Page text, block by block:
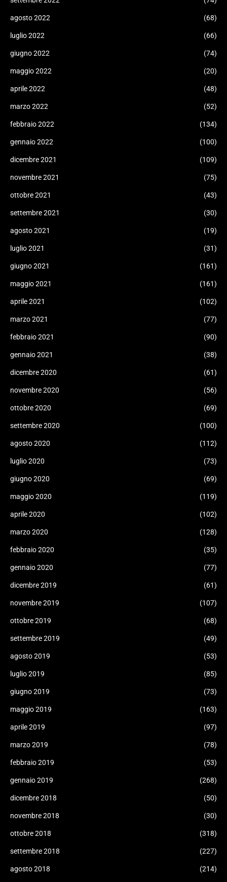
agosto 2022 (68)
luglio 2022 (66)
giugno 2022 (74)
maggio 2022 (20)
aprile 2022 (48)
marzo 2022 (52)
febbraio 2022 (134)
gennaio 2022 (100)
dicembre 2021 (109)
novembre 2021 (75)
ottobre 2021 (43)
settembre 2021 (30)
agosto 2021 (19)
luglio 2021 (31)
giugno 2021 (161)
maggio 2021 (161)
aprile 2021 (102)
marzo 2021 (77)
febbraio 2021 (90)
gennaio 2021 (38)
dicembre 2020 (61)
novembre 2020 (56)
ottobre 2020 (69)
settembre 2020 (100)
agosto 2020 (112)
luglio 2020 (73)
giugno 2020 (69)
maggio 2020 (119)
aprile 2020 (102)
marzo 2020 (128)
febbraio 2020 (35)
gennaio 2020 (77)
dicembre 2019 (61)
novembre 2019 (107)
ottobre 2019 (68)
settembre 2019 (49)
agosto 2019 (53)
luglio 2019 (85)
giugno 2019 (73)
maggio 2019 (163)
aprile 2019 (97)
marzo 2019 (78)
febbraio 2019 (53)
gennaio 2019 (268)
dicembre 2018 (50)
novembre 2018 (30)
ottobre 2018 (318)
settembre 2018 (227)
agosto 2018 (214)